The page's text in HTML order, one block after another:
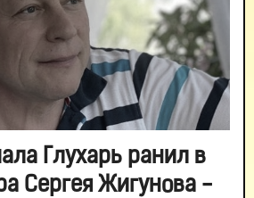
Глухарь ранил в
Сергея Жигунова -